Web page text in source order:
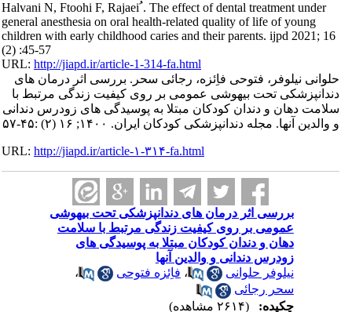
Halvani N, Ftoohi F, Rajaei ُ. The effect of dental treatment under
general anesthesia on oral health‐related quality of life of young
children with early childhood caries and their parents. ijpd 2021; 16
(2) :45-57
URL:http://jiapd.ir/article-1-314-fa.html
حلوانی نیلوفر، فتوحی فاِئزه، رجائی سحر. بررسی اثر درمان های
دندانپزشکی تحت بیهوشی عمومی بر روی کیفیت زندگی مرتبط با
سلامت دهان و دندان کودکان مبتلا به پوسیدگی های زودرس دندانی
و والدین آنها. مجله دندانپزشکی کودکان ایران. ۱۴۰۰; ۱۶ (۲) :۴۵-۵۷
URL:http://jiapd.ir/article-۱-۳۱۴-fa.html
بررسی اثر درمان های دندانپزشکی تحت بیهوشی
عمومی بر روی کیفیت زندگی مرتبط با سلامت
دهان و دندان کودکان مبتلا به پوسیدگی های
زودرس دندانی و والدین آنها
نیلوفر حلوانی
،فاِئزه فتوحی
،
سحر رجائی
چکیده: